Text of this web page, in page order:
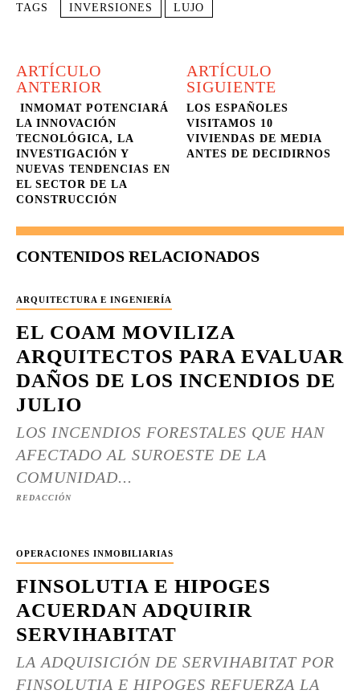
TAGS INVERSIONES LUJO
ARTÍCULO
ANTERIOR
INMOMAT POTENCIARÁ
LA INNOVACIÓN
TECNOLÓGICA, LA
INVESTIGACIÓN Y
NUEVAS TENDENCIAS EN
EL SECTOR DE LA
CONSTRUCCIÓN
ARTÍCULO
SIGUIENTE
LOS ESPAÑOLES
VISITAMOS 10
VIVIENDAS DE MEDIA
ANTES DE DECIDIRNOS
CONTENIDOS RELACIONADOS
ARQUITECTURA E INGENIERÍA
EL COAM MOVILIZA
ARQUITECTOS PARA EVALUAR
DAÑOS DE LOS INCENDIOS DE
JULIO
LOS INCENDIOS FORESTALES QUE HAN
AFECTADO AL SUROESTE DE LA
COMUNIDAD...
REDACCIÓN
OPERACIONES INMOBILIARIAS
FINSOLUTIA E HIPOGES
ACUERDAN ADQUIRIR
SERVIHABITAT
LA ADQUISICIÓN DE SERVIHABITAT POR
FINSOLUTIA E HIPOGES REFUERZA LA